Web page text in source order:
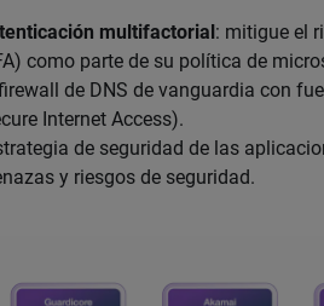
multifactorial: mitigue el
como parte de su política de
de DNS de vanguardia con
Internet Access).
de seguridad de las
y riesgos de seguridad.